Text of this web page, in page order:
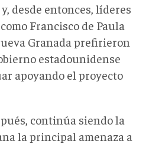
desde entonces, líderes
Francisco de Paula
Granada prefirieron
estadounidense
apoyando el proyecto
continúa siendo la
la principal amenaza a